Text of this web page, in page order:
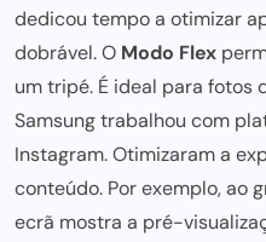
dedicou tempo a otimizar
dobrável. O Modo Flex
um tripé. É ideal para fotos
Samsung trabalhou com
Instagram. Otimizaram a
conteúdo. Por exemplo, ao
ecrã mostra a pré-